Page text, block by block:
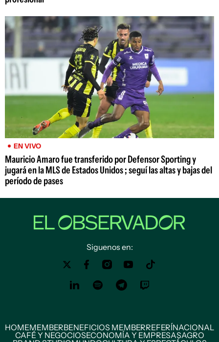
EN VIVO
Mauricio Amaro fue transferido por Defensor Sporting y
jugará en la MLS de Estados Unidos ; seguí las altas y bajas del
período de pases
Siguenos en:
HOMEMEMBERBENEFICIOS MEMBERREFERÍNACIONAL
CAFÉ Y NEGOCIOSECONOMÍA Y EMPRESASAGRO